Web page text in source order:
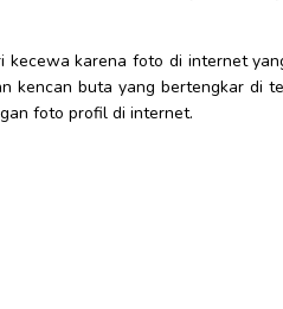
karena foto di internet
kencan buta yang bertengkar di
foto profil di internet.